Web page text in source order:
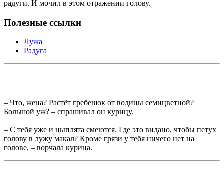
радуги. И мочил в этом отражении голову.
Полезные ссылки
Лужа
Радуга
– Что, жена? Растёт гребешок от водицы семицветной?
Большой уж? – спрашивал он курицу.
– С тебя уже и цыплята смеются. Где это видано, чтобы петух
голову в лужу макал? Кроме грязи у тебя ничего нет на
голове, – ворчала курица.